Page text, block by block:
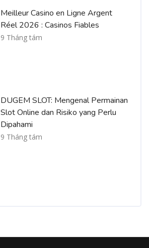
Meilleur Casino en Ligne Argent
Réel 2026 : Casinos Fiables
9 Tháng tám
DUGEM SLOT: Mengenal Permainan
Slot Online dan Risiko yang Perlu
Dipahami
9 Tháng tám